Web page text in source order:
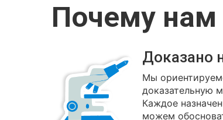
Почему
Доказано
Мы
доказательную
Каждое
можем